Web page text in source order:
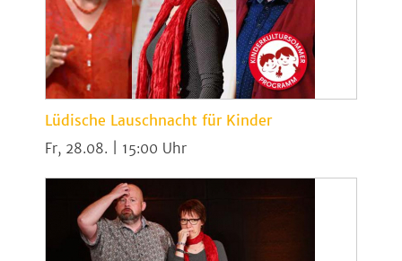
Lüdische Lauschnacht für Kinder
Fr, 28.08. | 15:00